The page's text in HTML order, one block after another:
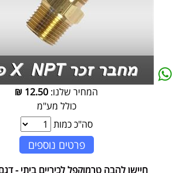
המחיר שלנו: 12.50
₪
כולל מע"מ
סה"כ כמות
פרטים נוספים